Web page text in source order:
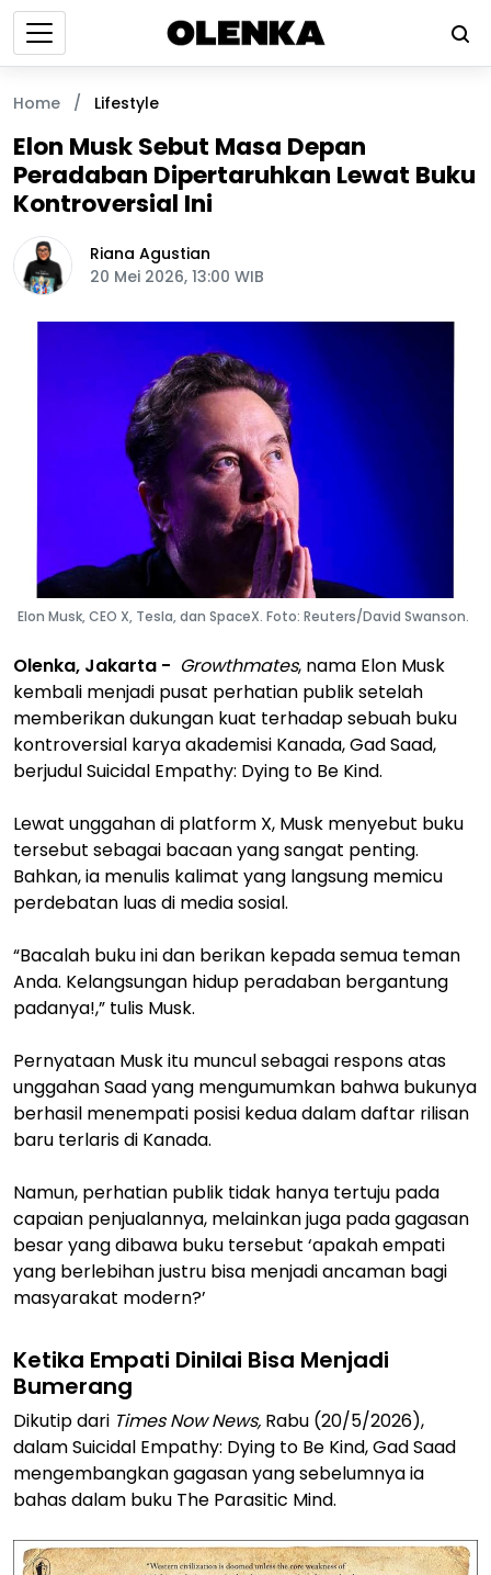
Home / Lifestyle
Elon Musk Sebut Masa Depan
Peradaban Dipertaruhkan Lewat Buku
Kontroversial Ini
Riana Agustian
20 Mei 2026, 13:00 WIB
Elon Musk, CEO X, Tesla, dan SpaceX. Foto: Reuters/David Swanson.
Olenka, Jakarta - Growthmates, nama Elon Musk
kembali menjadi pusat perhatian publik setelah
memberikan dukungan kuat terhadap sebuah buku
kontroversial karya akademisi Kanada, Gad Saad,
berjudul Suicidal Empathy: Dying to Be Kind.
Lewat unggahan di platform X, Musk menyebut buku
tersebut sebagai bacaan yang sangat penting.
Bahkan, ia menulis kalimat yang langsung memicu
perdebatan luas di media sosial.
“Bacalah buku ini dan berikan kepada semua teman
Anda. Kelangsungan hidup peradaban bergantung
padanya!,” tulis Musk.
Pernyataan Musk itu muncul sebagai respons atas
unggahan Saad yang mengumumkan bahwa bukunya
berhasil menempati posisi kedua dalam daftar rilisan
baru terlaris di Kanada.
Namun, perhatian publik tidak hanya tertuju pada
capaian penjualannya, melainkan juga pada gagasan
besar yang dibawa buku tersebut ‘apakah empati
yang berlebihan justru bisa menjadi ancaman bagi
masyarakat modern?’
Ketika Empati Dinilai Bisa Menjadi
Bumerang
Dikutip dari Times Now News, Rabu (20/5/2026),
dalam Suicidal Empathy: Dying to Be Kind, Gad Saad
mengembangkan gagasan yang sebelumnya ia
bahas dalam buku The Parasitic Mind.